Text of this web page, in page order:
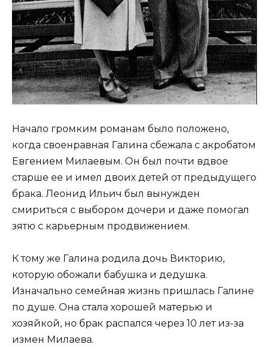
Начало громким романам было положено,
когда своенравная Галина сбежала с акробатом
Евгением Милаевым. Он был почти вдвое
старше ее и имел двоих детей от предыдущего
брака. Леонид Ильич был вынужден
смириться с выбором дочери и даже помогал
зятю с карьерным продвижением.
К тому же Галина родила дочь Викторию,
которую обожали бабушка и дедушка.
Изначально семейная жизнь пришлась Галине
по душе. Она стала хорошей матерью и
хозяйкой, но брак распался через 10 лет из-за
измен Милаева.